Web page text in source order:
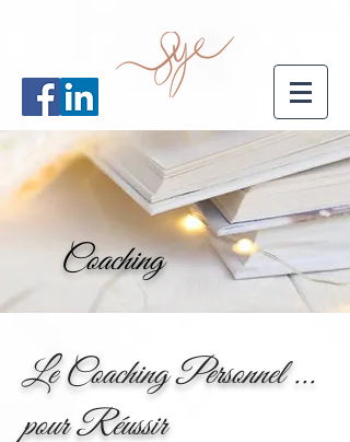
Coaching
Le Coaching Personnel ...
pour Réussir